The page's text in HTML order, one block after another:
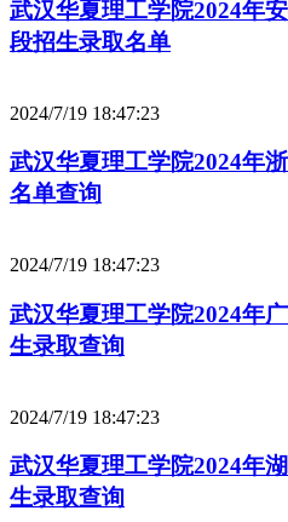
武汉华夏理工学院2024年
段招生录取名单
2024/7/19 18:47:23
武汉华夏理工学院2024年
名单查询
2024/7/19 18:47:23
武汉华夏理工学院2024年
生录取查询
2024/7/19 18:47:23
武汉华夏理工学院2024年
生录取查询